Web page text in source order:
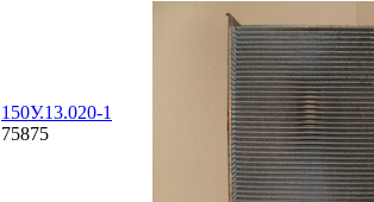
150У.13.020-1
75875